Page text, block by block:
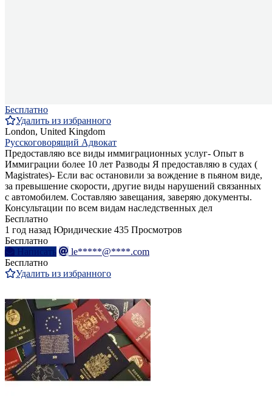
Бесплатно
Удалить из избранного
London, United Kingdom
Русскоговорящий Адвокат
Предоставляю все виды иммиграционных услуг- Опыт в
Иммиграции более 10 лет Разводы Я предоставляю в судах (
Magistrates)- Если вас остановили за вождение в пьяном виде,
за превышение скорости, другие виды нарушений связанных
с автомобилем. Составляю завещания, заверяю документы.
Консультации по всем видам наследственных дел
Бесплатно
1 год назад Юридические 435 Просмотров
Бесплатно
Написать
le*****@****.com
Бесплатно
Удалить из избранного